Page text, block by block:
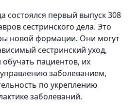
состоялся первый выпуск 308
сестринского дела. Это
новой формации. Они могут
сестринский уход,
обучать пациентов, их
заболеванием,
по укреплению
заболеваний.